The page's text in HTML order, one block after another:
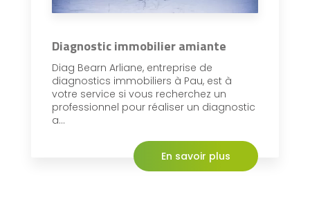
Diagnostic immobilier amiante
Diag Bearn Arliane, entreprise de
diagnostics immobiliers à Pau, est à
votre service si vous recherchez un
professionnel pour réaliser un diagnostic
a...
En savoir plus